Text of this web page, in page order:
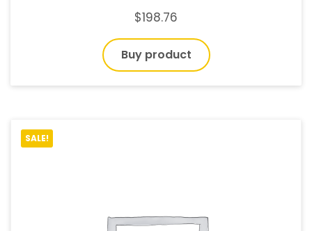
$198.76
Buy product
SALE!